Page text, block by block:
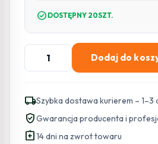
check_circle DOSTĘPNY 20SZT.
ilość
Tester
Kenik
KG-
T48-
B
Dodaj do
local_shippingSzybka dostawa kurierem – 1–3
verified_userGwarancja producenta i
assignment_return14 dni na zwrot towaru